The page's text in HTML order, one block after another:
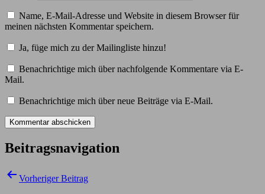
Name, E-Mail-Adresse und Website in diesem Browser für
meinen nächsten Kommentar speichern.
Ja, füge mich zu der Mailingliste hinzu!
Benachrichtige mich über nachfolgende Kommentare via E-
Mail.
Benachrichtige mich über neue Beiträge via E-Mail.
Beitragsnavigation
Vorheriger Beitrag